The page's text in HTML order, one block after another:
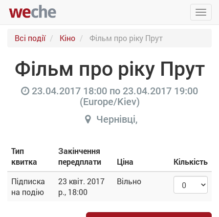
Всі події
Кіно Фільм про ріку Прут
Фільм про ріку Прут
23.04.2017 18:00 по 23.04.2017 19:00
(Europe/Kiev)
Чернівці,
Тип
квитка
Закінчення
передплати
Ціна
Кількість
Підписка
на подію
23 квіт. 2017
р., 18:00
Вільно